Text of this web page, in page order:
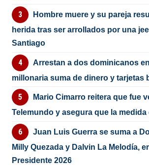
Hombre muere y su pareja
herida tras ser arrollados por una
Santiago
Arrestan a dos dominicanos
millonaria suma de dinero y tarjetas
Mario Cimarro reitera que fue
Telemundo y asegura que la medida
Juan Luis Guerra se suma a
Milly Quezada y Dalvin La Melodía,
Presidente 2026